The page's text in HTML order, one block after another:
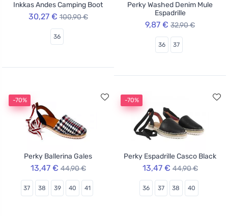
Inkkas Andes Camping Boot
30,27 € 100,90 €
36
Perky Washed Denim Mule
Espadrille
9,87 € 32,90 €
36 37
-70%
Perky Ballerina Gales
13,47 € 44,90 €
37 38 39 40 41
-70%
Perky Espadrille Casco Black
13,47 € 44,90 €
36 37 38 40